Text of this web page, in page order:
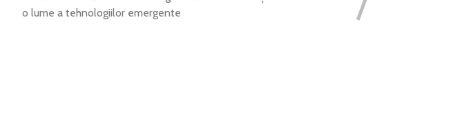
o lume a tehnologiilor emergente